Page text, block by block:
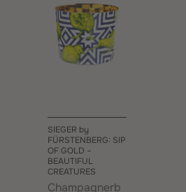
SIEGER by
FÜRSTENBERG: SIP
OF GOLD –
BEAUTIFUL
CREATURES
Champagnerb